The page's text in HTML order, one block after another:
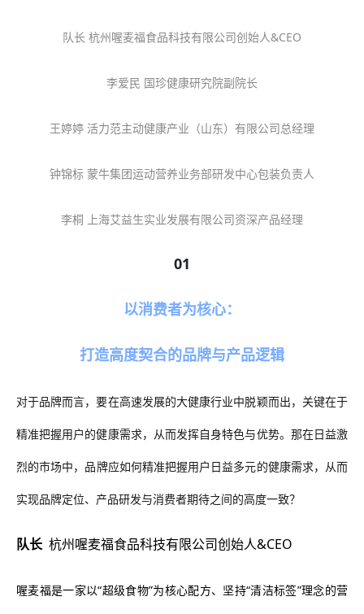
队长 杭州喔麦福食品科技有限公司创始人&CEO
李爱民 国珍健康研究院副院长
王婷婷 活力范主动健康产业（山东）有限公司总经理
钟锦标 蒙牛集团运动营养业务部研发中心包装负责人
李桐 上海艾益生实业发展有限公司资深产品经理
01
以消费者为核心：
打造高度契合的品牌与产品逻辑
对于品牌而言，要在高速发展的大健康行业中脱颖而出，关键在于
精准把握用户的健康需求， 从而发挥自身特色与优势。 那在日益激
烈的市场中， 品牌应如何精准把握用户日益多元的健康需求，从而
实现品牌定位、产品研发与消费者期待之间的高度一致？
队长 杭州喔麦福食品科技有限公司创始人&CEO
喔麦福是一家以“超级食物”为核心配方、坚持“清洁标签”理念的营